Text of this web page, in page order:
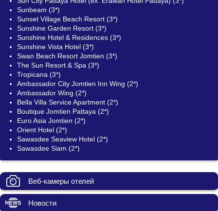
Sunbeam (3*)
Sunset Village Beach Resort (3*)
Sunshine Garden Resort (3*)
Sunshine Hotel & Residences (3*)
Sunshine Vista Hotel (3*)
Swan Beach Resort Jomtien (3*)
The Sun Resort & Spa (3*)
Tropicana (3*)
Ambassador City Jomtien Inn Wing (2*)
Ambassador Wing (2*)
Bella Villa Service Apartment (2*)
Boutique Jomtien Pattaya (2*)
Euro Asia Jomtien (2*)
Orient Hotel (2*)
Sawasdee Seaview Hotel (2*)
Sawasdee Siam (2*)
Веб-камеры отелей
Новости